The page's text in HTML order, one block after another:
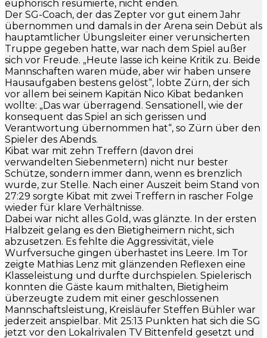
euphorisch resümierte, nicht enden.
Der SG-Coach, der das Zepter vor gut einem Jahr
übernommen und damals in der Arena sein Debüt als
hauptamtlicher Übungsleiter einer verunsicherten
Truppe gegeben hatte, war nach dem Spiel außer
sich vor Freude. „Heute lasse ich keine Kritik zu. Beide
Mannschaften waren müde, aber wir haben unsere
Hausaufgaben bestens gelöst“, lobte Zürn, der sich
vor allem bei seinem Kapitän Nico Kibat bedanken
wollte: „Das war überragend. Sensationell, wie der
konsequent das Spiel an sich gerissen und
Verantwortung übernommen hat“, so Zürn über den
Spieler des Abends.
Kibat war mit zehn Treffern (davon drei
verwandelten Siebenmetern) nicht nur bester
Schütze, sondern immer dann, wenn es brenzlich
wurde, zur Stelle. Nach einer Auszeit beim Stand von
27:29 sorgte Kibat mit zwei Treffern in rascher Folge
wieder für klare Verhältnisse.
Dabei war nicht alles Gold, was glänzte. In der ersten
Halbzeit gelang es den Bietigheimern nicht, sich
abzusetzen. Es fehlte die Aggressivität, viele
Wurfversuche gingen überhastet ins Leere. Im Tor
zeigte Mathias Lenz mit glänzenden Reflexen eine
Klasseleistung und durfte durchspielen. Spielerisch
konnten die Gäste kaum mithalten, Bietigheim
überzeugte zudem mit einer geschlossenen
Mannschaftsleistung, Kreisläufer Steffen Bühler war
jederzeit anspielbar. Mit 25:13 Punkten hat sich die SG
jetzt vor den Lokalrivalen TV Bittenfeld gesetzt und